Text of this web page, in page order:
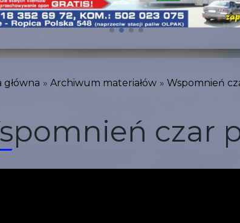
główna Archiwum materiałów Wspomnień
czar